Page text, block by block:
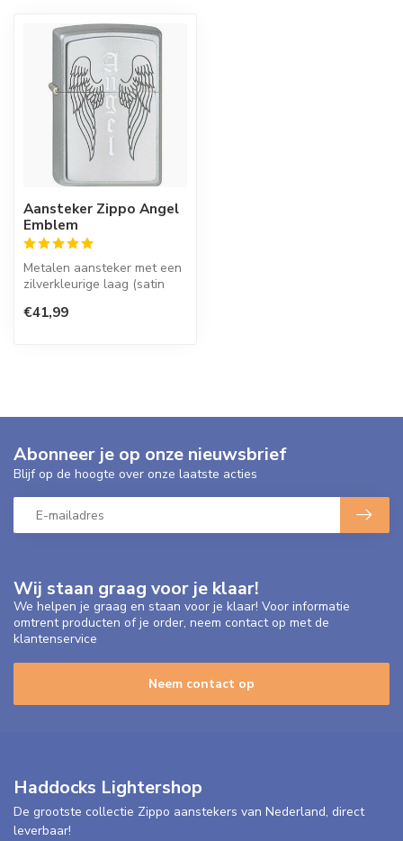
Aansteker Zippo Angel
Emblem
Metalen aansteker met een
zilverkleurige laag (satin
€41,99
Wij staan graag voor je klaar!
We helpen je graag en staan voor je klaar! Voor informatie
omtrent producten of je order, neem contact op met de
klantenservice
Neem contact op
Abonneer je op onze nieuwsbrief
Blijf op de hoogte over onze laatste acties
Haddocks Lightershop
De grootste collectie Zippo aanstekers van Nederland, direct
leverbaar!